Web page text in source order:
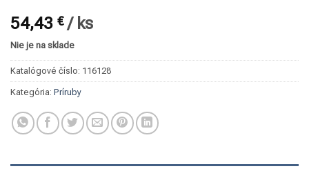
54,43 €/ ks
Nie je na sklade
Katalógové číslo: 116128
Kategória: Príruby